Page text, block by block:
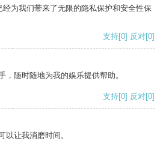
为我们带来了无限的隐私保护和安全性保
支持[0] 反对[0]
，随时随地为我的娱乐提供帮助。
支持[0] 反对[0]
以让我消磨时间。